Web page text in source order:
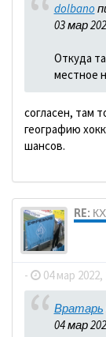
dolbano
03 мар
Откуда
местное
согласен, там
географию
шансов.
RE:
- 04 мар 2022,
Вратарь
04 мар